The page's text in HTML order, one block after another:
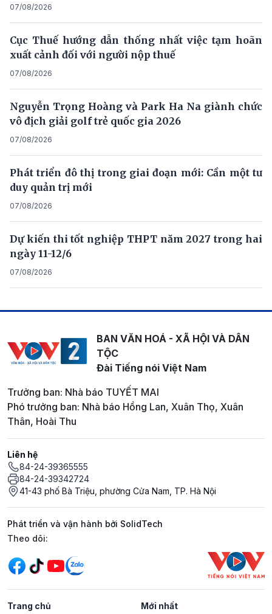
07/08/2026
Cục Thuế hướng dẫn thống nhất việc tạm hoãn
xuất cảnh đối với người nộp thuế
07/08/2026
Nguyễn Trọng Hoàng và Park Ha Na giành chức
vô địch giải golf trẻ quốc gia 2026
07/08/2026
Phát triển đô thị trong giai đoạn mới: Cần một tư
duy quản trị mới
07/08/2026
Dự kiến thi tốt nghiệp THPT năm 2027 trong hai
ngày 11-12/6
07/08/2026
BAN VĂN HOÁ - XÃ HỘI VÀ DÂN
TỘC
Đài Tiếng nói Việt Nam
Trưởng ban: Nhà báo TUYẾT MAI
Phó trưởng ban: Nhà báo Hồng Lan, Xuân Thọ, Xuân
Thân, Hoài Thu
Liên hệ
84-24-39365555
84-24-39342724
41-43 phố Bà Triệu, phường Cửa Nam, TP. Hà Nội
Phát triển và vận hành bởi SolidTech
Mạng xã hội
Theo dõi:
Trang chủ Mới nhất